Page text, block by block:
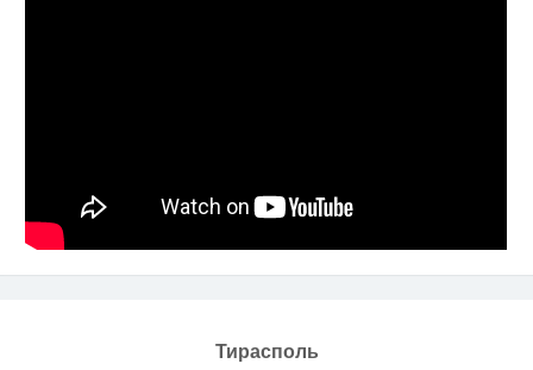
Тирасполь